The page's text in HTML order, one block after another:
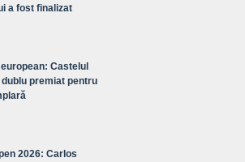
a fost finalizat
Castelul
premiat pentru
2026: Carlos